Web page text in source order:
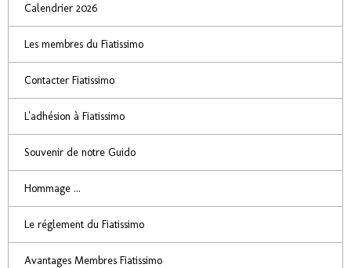
Calendrier 2026
Les membres du Fiatissimo
Contacter Fiatissimo
L'adhésion à Fiatissimo
Souvenir de notre Guido
Hommage ...
Le réglement du Fiatissimo
Avantages Membres Fiatissimo